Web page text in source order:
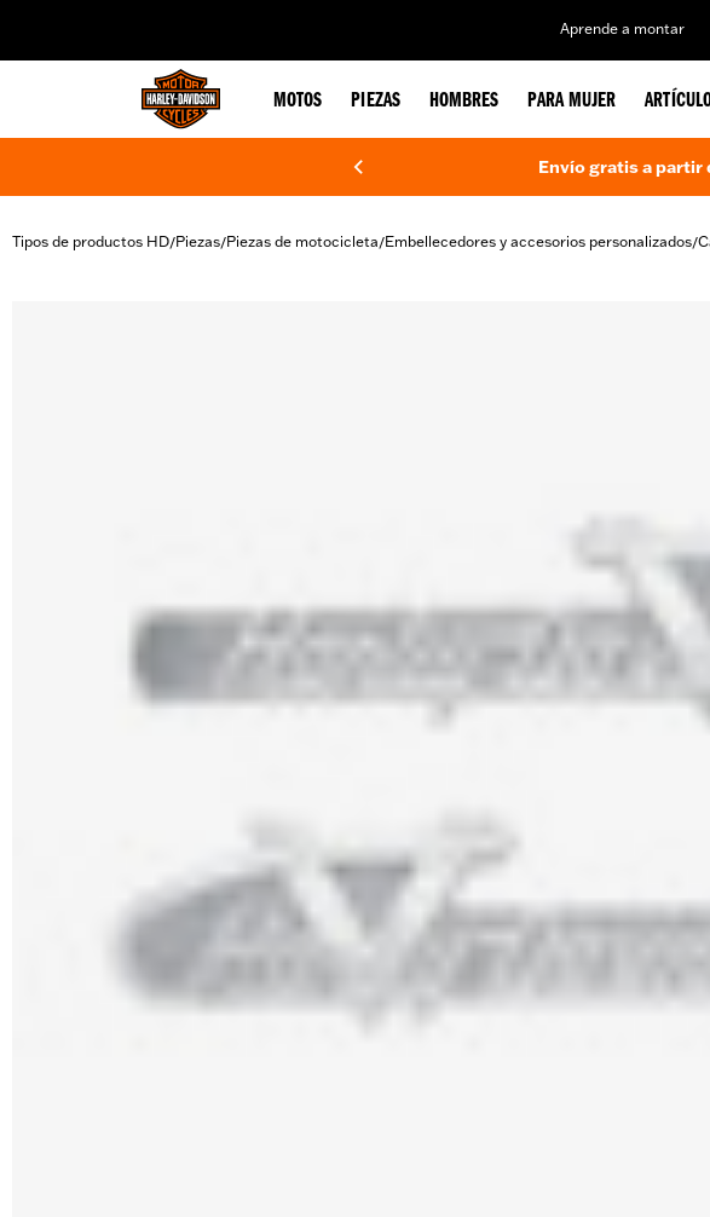
Aprende a montar
MOTOS PIEZAS HOMBRES PARA MUJER
Envío gratis a partir
Tipos de productos HD/Piezas/Piezas de motocicleta/Embellecedores y accesorios personalizados/